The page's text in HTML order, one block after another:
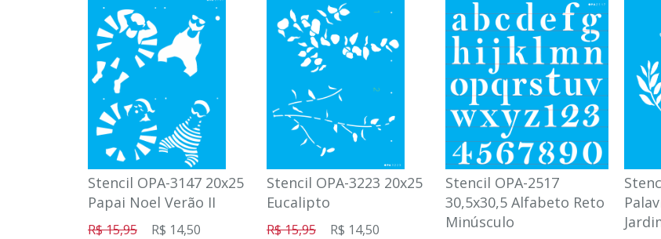
Stencil OPA-3147 20x25
Papai Noel Verão II
R$ 15,95 R$ 14,50
Stencil OPA-3223 20x25
Eucalipto
R$ 15,95 R$ 14,50
Stencil OPA-2517
30,5x30,5 Alfabeto Reto
Minúsculo